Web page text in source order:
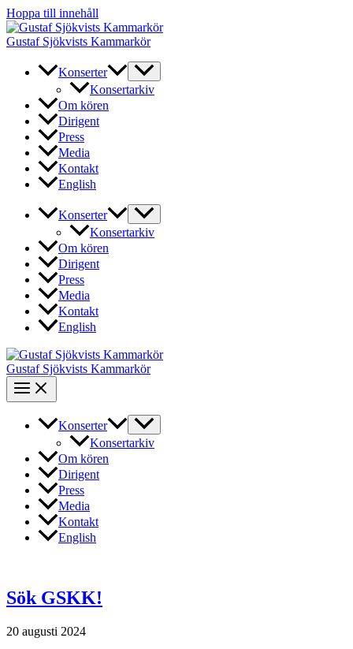
Hoppa till innehåll
Gustaf Sjökvists Kammarkör
Konserter
Konsertarkiv
Om kören
Dirigent
Press
Media
Kontakt
English
Konserter
Konsertarkiv
Om kören
Dirigent
Press
Media
Kontakt
English
Gustaf Sjökvists Kammarkör
Konserter
Konsertarkiv
Om kören
Dirigent
Press
Media
Kontakt
English
Sök GSKK!
20 augusti 2024